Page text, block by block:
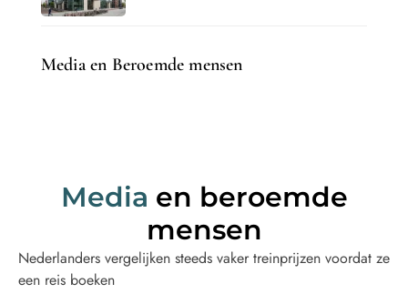
Media en Beroemde mensen
Media en beroemde
mensen
Nederlanders vergelijken steeds vaker treinprijzen voordat ze
een reis boeken